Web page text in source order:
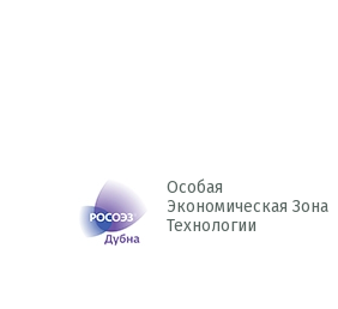
Особая
Экономическая Зона
Технологии